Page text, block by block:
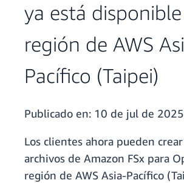
ya está
región de AWS
Pacífico (Taipei)
Publicado en: 10 de jul de 2025
Los clientes ahora pueden
archivos de Amazon FSx para
región de AWS Asia-Pacífico